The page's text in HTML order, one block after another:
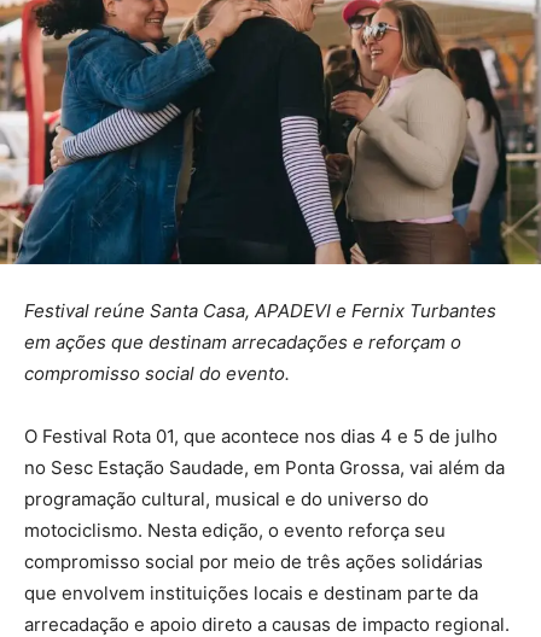
Festival reúne Santa Casa, APADEVI e Fernix Turbantes
em ações que destinam arrecadações e reforçam o
compromisso social do evento.
O Festival Rota 01, que acontece nos dias 4 e 5 de julho
no Sesc Estação Saudade, em Ponta Grossa, vai além da
programação cultural, musical e do universo do
motociclismo. Nesta edição, o evento reforça seu
compromisso social por meio de três ações solidárias
que envolvem instituições locais e destinam parte da
arrecadação e apoio direto a causas de impacto regional.